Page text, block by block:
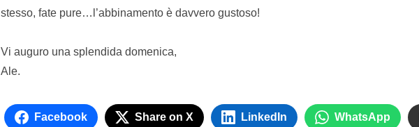
stesso, fate pure…l’abbinamento è davvero gustoso!
Vi auguro una splendida domenica,
Ale.
Facebook Share on X LinkedIn WhatsApp